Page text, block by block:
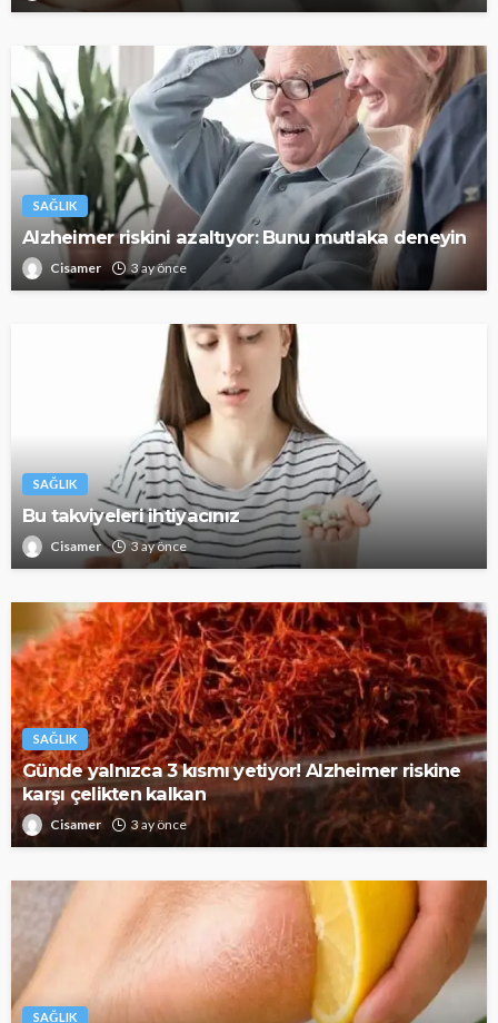
SAĞLIK
Alzheimer riskini azaltıyor: Bunu mutlaka deneyin
Cisamer 3 ay önce
SAĞLIK
Bu takviyeleri ihtiyacınız
Cisamer 3 ay önce
SAĞLIK
Günde yalnızca 3 kısmı yetiyor! Alzheimer riskine
karşı çelikten kalkan
Cisamer 3 ay önce
SAĞLIK